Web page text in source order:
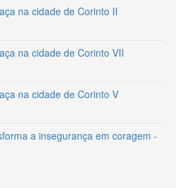
na cidade de Corinto II
na cidade de Corinto VII
na cidade de Corinto V
a insegurança em coragem -